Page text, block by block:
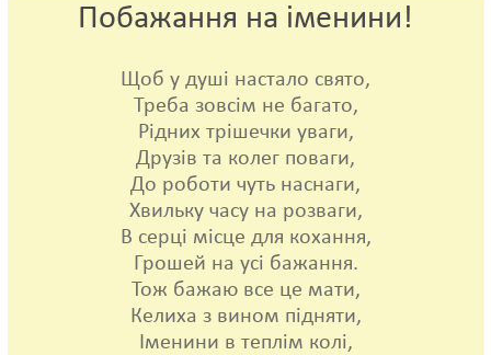
Побажання на іменини!
Щоб у душі настало свято,
Треба зовсім не багато,
Рідних трішечки уваги,
Друзів та колег поваги,
До роботи чуть наснаги,
Хвильку часу на розваги,
В серці місце для кохання,
Грошей на усі бажання.
Тож бажаю все це мати,
Келиха з вином підняти,
Іменини в теплім колі,